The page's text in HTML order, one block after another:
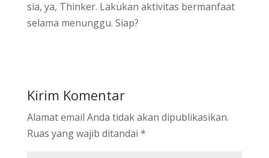
sia, ya, Thinker. Lakukan aktivitas bermanfaat
selama menunggu. Siap?
Kirim Komentar
Alamat email Anda tidak akan dipublikasikan.
Ruas yang wajib ditandai *